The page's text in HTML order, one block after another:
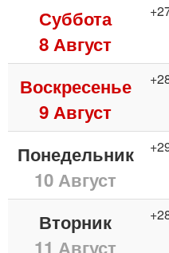
Суббота
8 Август
Воскресенье
9 Август
Понедельник
10 Август
Вторник
11 Август